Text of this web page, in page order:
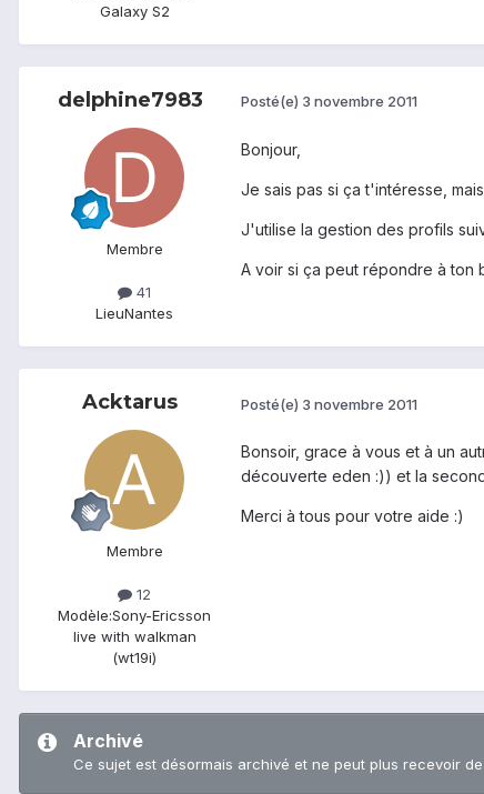
Galaxy S2
delphine7983
Membre
41
LieuNantes
Posté(e) 3 novembre 2011
Bonjour,
Je sais pas si ça t'intéresse,
J'utilise la gestion des profils
A voir si ça peut répondre à ton
Acktarus
Membre
12
Modèle:Sony-Ericsson
live with walkman
(wt19i)
Posté(e) 3 novembre 2011
Bonsoir, grace à vous et à un
découverte eden :)) et la
Merci à tous pour votre aide :)
Archivé
Ce sujet est désormais archivé et ne peut plus recevoir